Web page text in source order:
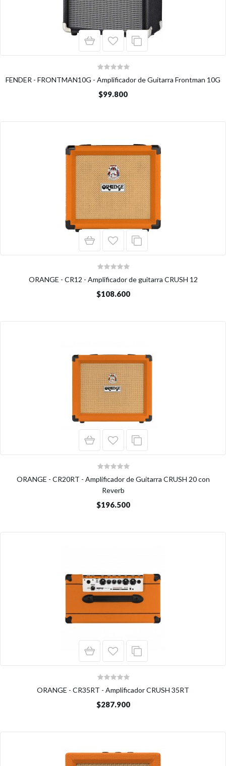
FENDER - FRONTMAN10G - Amplificador de Guitarra Frontman 10G
$99.800
ORANGE - CR12 - Amplificador de guitarra CRUSH 12
$108.600
ORANGE - CR20RT - Amplificador de Guitarra CRUSH 20 con
Reverb
$196.500
ORANGE - CR35RT - Amplificador CRUSH 35RT
$287.900